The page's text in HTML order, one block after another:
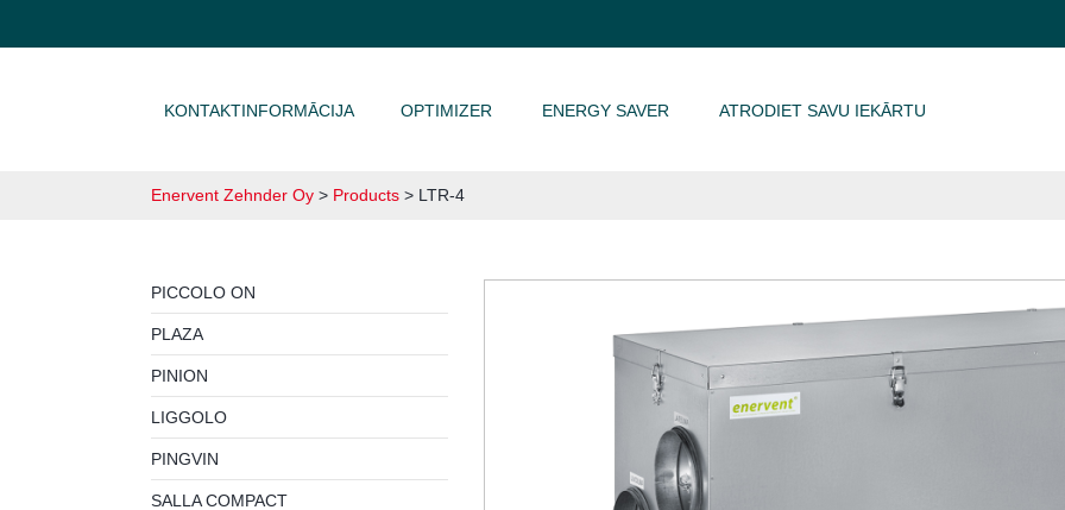
KONTAKTINFORMĀCIJA OPTIMIZER ENERGY SAVER ATRODIET SAVU IEKĀRTU
Enervent Zehnder Oy > Products > LTR-4
PICCOLO ON
PLAZA
PINION
LIGGOLO
PINGVIN
SALLA COMPACT